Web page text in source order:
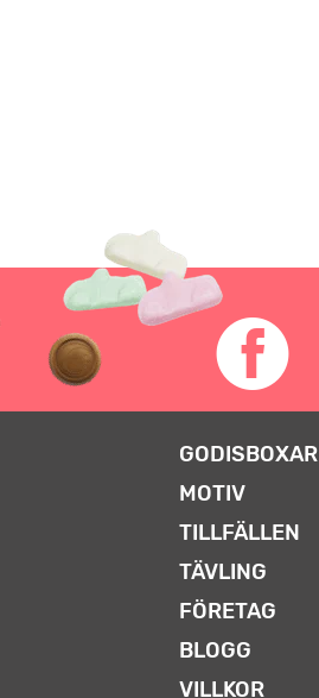
GODISBOXAR
MOTIV
TILLFÄLLEN
TÄVLING
FÖRETAG
BLOGG
VILLKOR